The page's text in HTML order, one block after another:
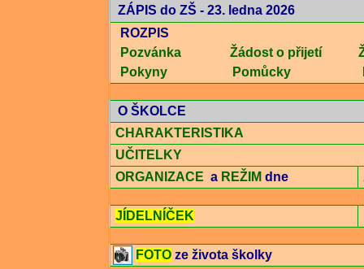
ZÁPIS do ZŠ - 23. ledna 2026
ROZPIS
Pozvánka
Žádost o přijetí
Pokyny
Pomůcky
O ŠKOLCE
CHARAKTERISTIKA
UČITELKY
ORGANIZACE a REŽIM dne
JÍDELNÍČEK
FOTO ze života školky